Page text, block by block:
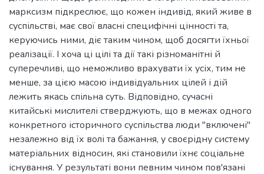
марксизм підкреслює, що кожен індивід, який живе в
суспільстві, має свої власні специфічні цінності та,
керуючись ними, діє таким чином, щоб досягти їхньої
реалізації. І хоча ці цілі та дії такі різноманітні й
суперечливі, що неможливо врахувати їх усіх, тим не
менше, за цією масою індивідуальних цілей і дій
лежить якась спільна суть. Відповідно, сучасні
китайські мислителі стверджують, що в межах одного
конкретного історичного суспільства люди "включені"
незалежно від їх волі та бажання, у своєрідну систему
матеріальних відносин, які становили їхнє соціальне
існування. У результаті вони певним чином пов'язані